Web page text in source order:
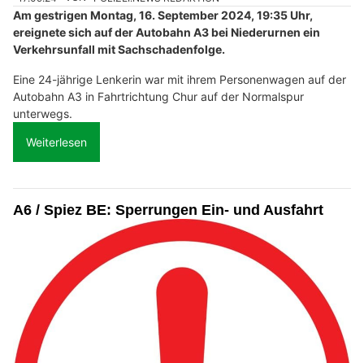
Am gestrigen Montag, 16. September 2024, 19:35 Uhr,
ereignete sich auf der Autobahn A3 bei Niederurnen ein
Verkehrsunfall mit Sachschadenfolge.
Eine 24-jährige Lenkerin war mit ihrem Personenwagen auf der
Autobahn A3 in Fahrtrichtung Chur auf der Normalspur
unterwegs.
Weiterlesen
A6 / Spiez BE: Sperrungen Ein- und Ausfahrt